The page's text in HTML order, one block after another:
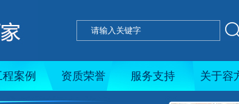
程案例 资质荣誉 服务支持 关于容